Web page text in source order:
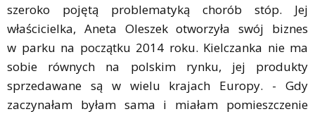
szeroko pojętą problematyką chorób stóp. Jej
właścicielka, Aneta Oleszek otworzyła swój biznes
w parku na początku 2014 roku. Kielczanka nie ma
sobie równych na polskim rynku, jej produkty
sprzedawane są w wielu krajach Europy. - Gdy
zaczynałam byłam sama i miałam pomieszczenie